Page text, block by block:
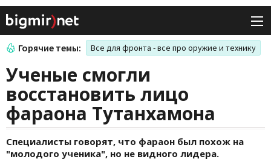
Горячие темы: Все для фронта - все про оружие и технику
Ученые смогли
восстановить лицо
фараона Тутанхамона
Специалисты говорят, что фараон был похож на
"молодого ученика", но не видного лидера.